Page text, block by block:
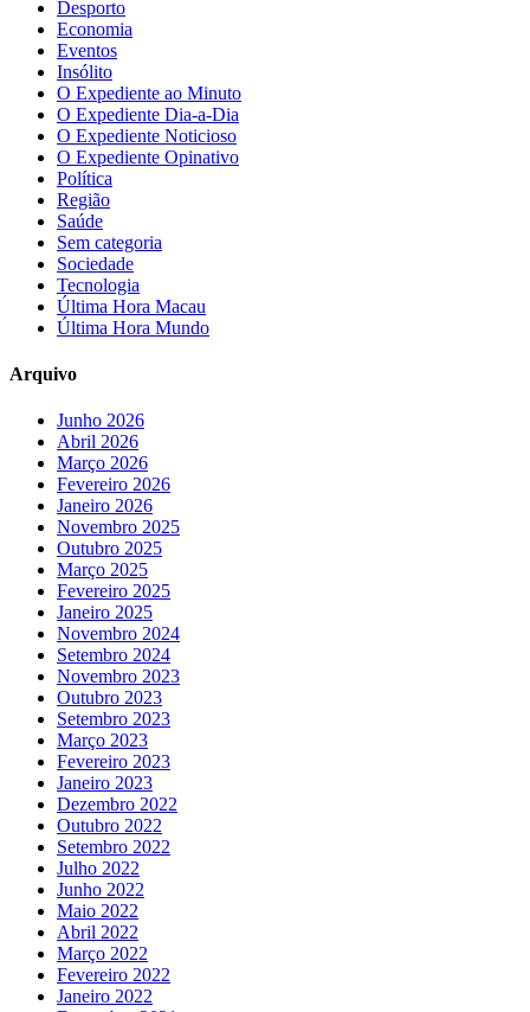
Desporto
Economia
Eventos
Insólito
O Expediente ao Minuto
O Expediente Dia-a-Dia
O Expediente Noticioso
O Expediente Opinativo
Política
Região
Saúde
Sem categoria
Sociedade
Tecnologia
Última Hora Macau
Última Hora Mundo
Arquivo
Junho 2026
Abril 2026
Março 2026
Fevereiro 2026
Janeiro 2026
Novembro 2025
Outubro 2025
Março 2025
Fevereiro 2025
Janeiro 2025
Novembro 2024
Setembro 2024
Novembro 2023
Outubro 2023
Setembro 2023
Março 2023
Fevereiro 2023
Janeiro 2023
Dezembro 2022
Outubro 2022
Setembro 2022
Julho 2022
Junho 2022
Maio 2022
Abril 2022
Março 2022
Fevereiro 2022
Janeiro 2022